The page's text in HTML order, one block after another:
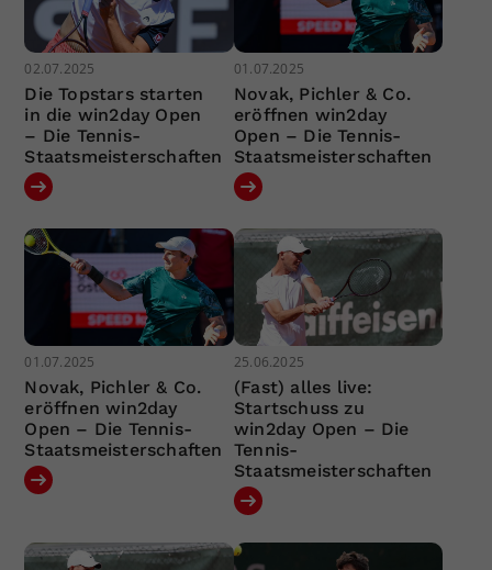
02.07.2025
Die Topstars starten
in die win2day Open
– Die Tennis-
Staatsmeisterschaften
01.07.2025
Novak, Pichler & Co.
eröffnen win2day
Open – Die Tennis-
Staatsmeisterschaften
01.07.2025
Novak, Pichler & Co.
eröffnen win2day
Open – Die Tennis-
Staatsmeisterschaften
25.06.2025
(Fast) alles live:
Startschuss zu
win2day Open – Die
Tennis-
Staatsmeisterschaften